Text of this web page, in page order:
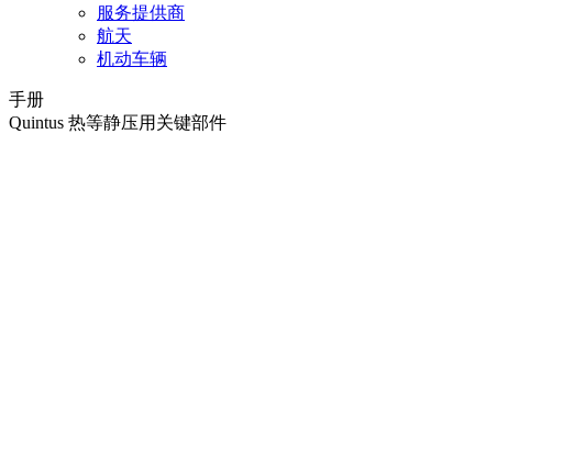
服务提供商
航天
机动车辆
手册
Quintus 热等静压用关键部件